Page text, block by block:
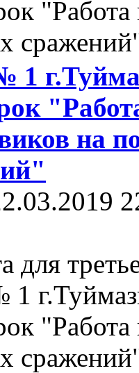
"Работа
на
для
"Работа